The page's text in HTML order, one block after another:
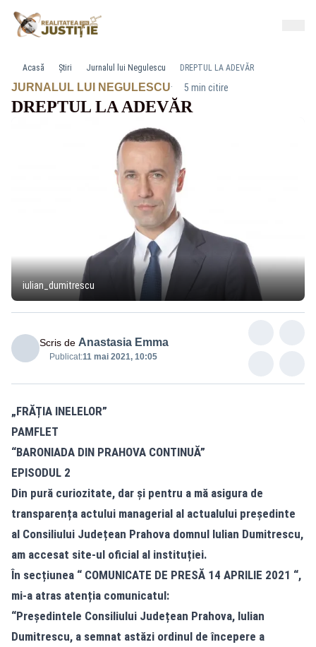
Acasă Știri Jurnalul lui Negulescu DREPTUL LA ADEVĂR
JURNALUL LUI NEGULESCU· 5 min citire
DREPTUL LA ADEVĂR
iulian_dumitrescu
Scris de Anastasia Emma
Publicat:11 mai 2021, 10:05
„FRĂȚIA INELELOR”
PAMFLET
“BARONIADA DIN PRAHOVA CONTINUĂ”
EPISODUL 2
Din pură curiozitate, dar și pentru a mă asigura de
transparența actului managerial al actualului președinte
al Consiliului Județean Prahova domnul Iulian Dumitrescu,
am accesat site-ul oficial al instituției.
În secțiunea “ COMUNICATE DE PRESĂ 14 APRILIE 2021 “,
mi-a atras atenția comunicatul:
“Președintele Consiliului Județean Prahova, Iulian
Dumitrescu, a semnat astăzi ordinul de începere a